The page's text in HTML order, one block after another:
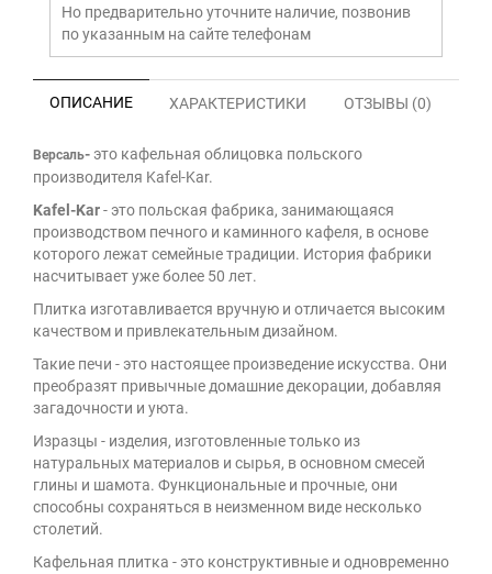
Но предварительно уточните наличие, позвонив
по указанным на сайте телефонам
ОПИСАНИЕ ХАРАКТЕРИСТИКИ ОТЗЫВЫ (0)
Версаль-это кафельная облицовка польского
производителя Kafel-Kar.
Kafel-Kar- это польская фабрика, занимающаяся
производством печного и каминного кафеля, в основе
которого лежат семейные традиции. История фабрики
насчитывает уже более 50 лет.
Плитка изготавливается вручную и отличается высоким
качеством и привлекательным дизайном.
Такие печи - это настоящее произведение искусства. Они
преобразят привычные домашние декорации, добавляя
загадочности и уюта.
Изразцы - изделия, изготовленные только из
натуральных материалов и сырья, в основном смесей
глины и шамота. Функциональные и прочные, они
способны сохраняться в неизменном виде несколько
столетий.
Кафельная плитка - это конструктивные и одновременно